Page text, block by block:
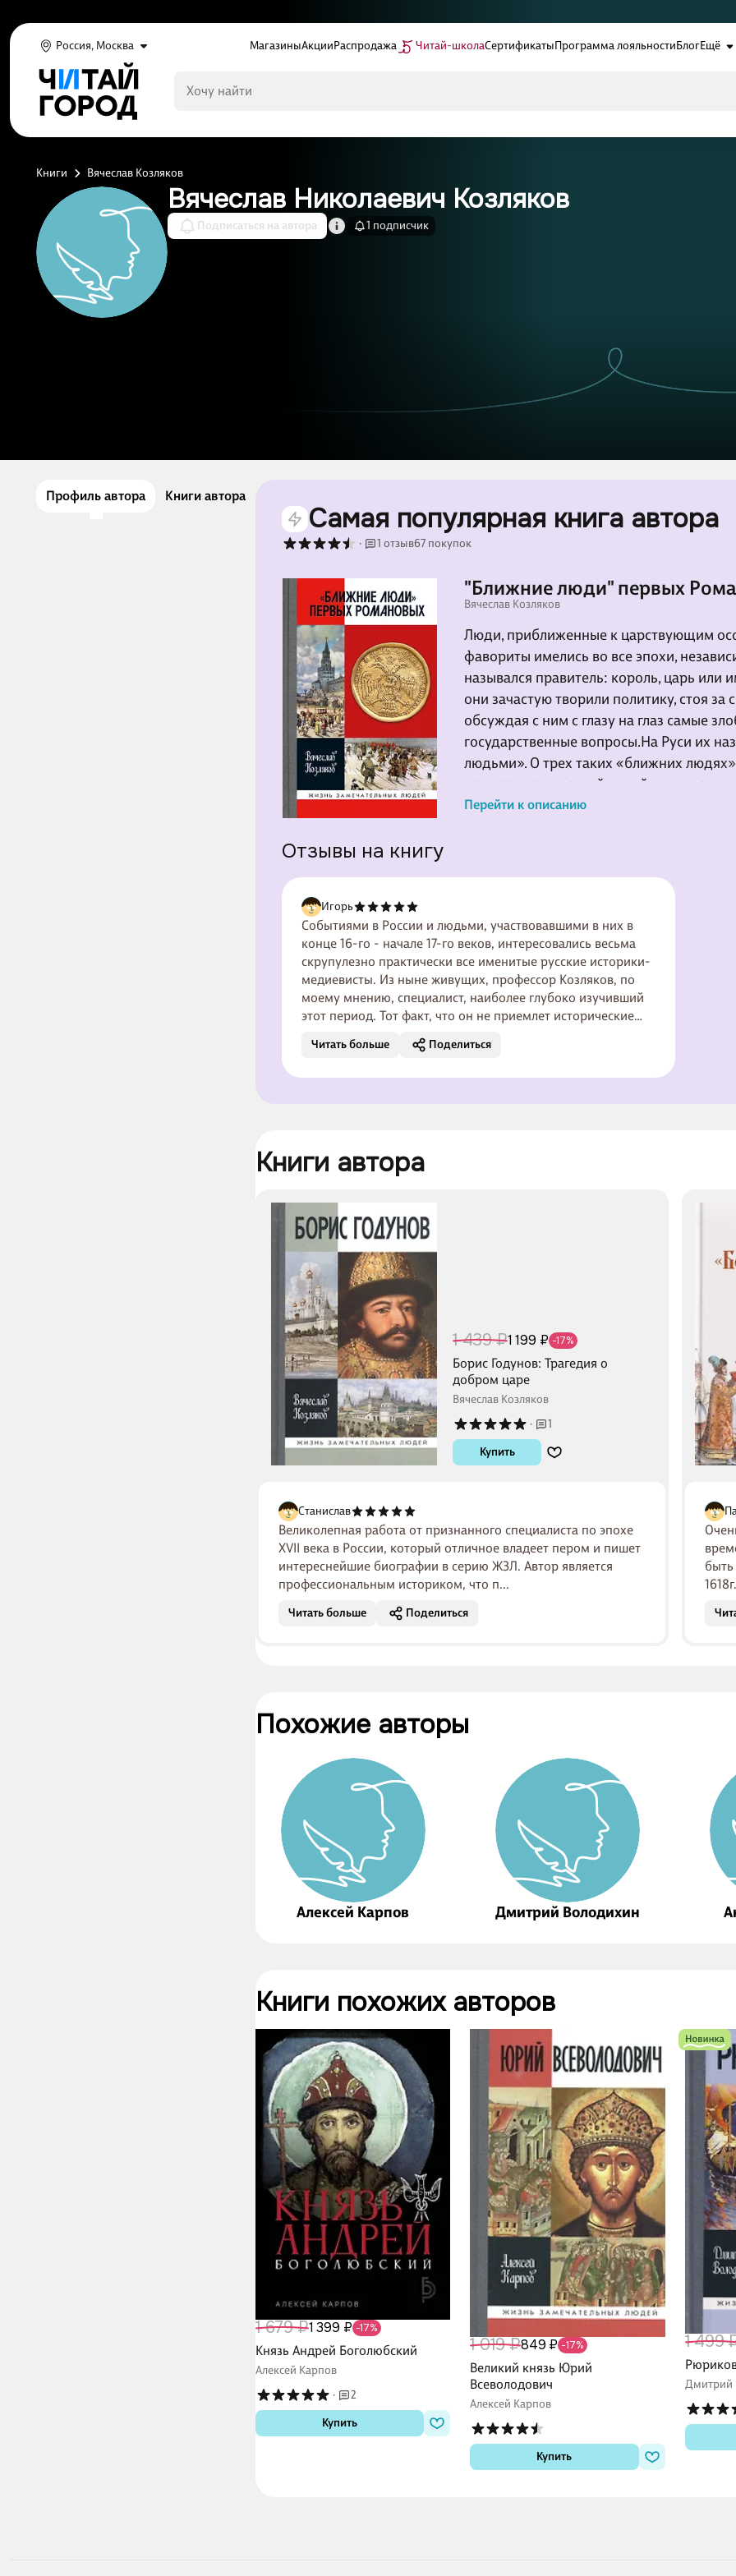
Россия, Москва МагазиныАкцииРаспродажа Читай-школаСертификатыПрограмма лояльностиБлогЕщё
Книги Вячеслав Козляков
Вячеслав Николаевич Козляков
Подписаться на автора 1 подписчик
Профиль автора Книги автора
Самая популярная книга автора
· 1 отзыв67 покупок
"Ближние люди" первых
Вячеслав Козляков
Люди, приближенные к царствующим
фавориты имелись во все эпохи,
назывался правитель: король, царь или
они зачастую творили политику, стоя
обсуждая с ним с глазу на глаз самые
государственные вопросы.На Руси их
людьми». О трех таких «ближних людях»
рассказывает в своей новой книге
Николаевич Козляков. Героями книги
Перейти к описанию
Отзывы на книгу
Игорь
Событиями в России и людьми, участвовавшими в них в
конце 16-го - начале 17-го веков, интересовались весьма
скрупулезно практически все именитые русские историки-
медиевисты. Из ныне живущих, профессор Козляков, по
моему мнению, специалист, наиболее глубоко изучивший
этот период. Тот факт, что он не приемлет исторические
поделки и халтуру, с каких бы административных высот
они ни исходили (вспомним скандал с диссертацией
Читать больше Поделиться
Книги автора
1 439 ₽1 199 ₽ -17%
Борис Годунов: Трагедия о
добром царе
Вячеслав Козляков
·
1
Купить
Станислав
Великолепная работа от признанного специалиста по эпохе
XVII века в России, который отличное владеет пером и пишет
интереснейшие биографии в серию ЖЗЛ. Автор является
профессиональным историком, что п...
Читать больше Поделиться
Похожие авторы
Алексей Карпов Дмитрий Володихин
Книги похожих авторов
1 679 ₽1 399 ₽ -17%
Князь Андрей Боголюбский
Алексей Карпов
·
2
Купить
1 019 ₽849 ₽ -17%
Великий князь Юрий
Всеволодович
Алексей Карпов
Купить
1 499
Дмитрий